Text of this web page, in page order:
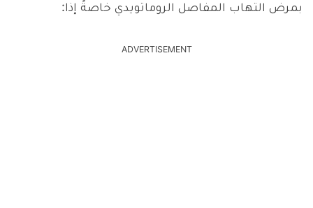
بمرض التهاب المفاصل الروماتويدي خاصةً إذا:
ADVERTISEMENT